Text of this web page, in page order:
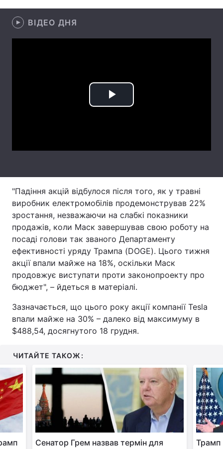
Контакти
ВІДЕО ДНЯ
Play
"Падіння акцій відбулося після того, як у травні
виробник електромобілів продемонстрував 22%
зростання, незважаючи на слабкі показники
продажів, коли Маск завершував свою роботу на
посаді голови так званого Департаменту
ефективності уряду Трампа (DOGE). Цього тижня
акції впали майже на 18%, оскільки Маск
продовжує виступати проти законопроекту про
бюджет", – йдеться в матеріалі.
Зазначається, що цього року акції компанії Tesla
впали майже на 30% – далеко від максимуму в
$488,54, досягнутого 18 грудня.
ЧИТАЙТЕ ТАКОЖ:
Сенатор Грем назвав термін для
Трамп